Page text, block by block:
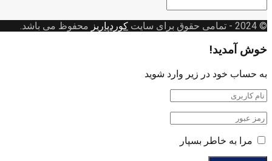
© 2024
- تمامی حقوق برای سایت کوردپاریز محفوظ می باشد.
خوش آمدید!
به حساب خود در زیر وارد شوید
مرا به خاطر بسپار